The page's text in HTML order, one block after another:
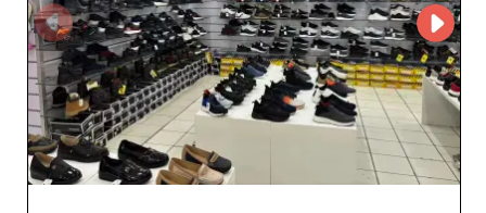
calzature unisex è una decisione strategica. Approfitta di
un’offerta diversificata, di un servizio impeccabile e di un
rapporto di fiducia per trasformare la tua attività in un
successo duraturo.